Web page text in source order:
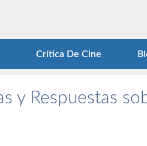
Crítica De Cine
y Respuestas